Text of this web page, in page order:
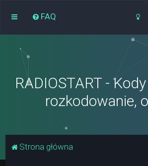
FAQ
RADIOSTART -
rozkodowanie,
Strona główna